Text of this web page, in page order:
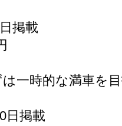
掲載
一時的な満車を
日掲載